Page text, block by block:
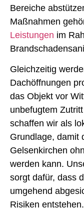
Bereiche
Maßnahmen
Leistungen im
Gleichzeitig
Dachöffnungen
das Objekt vor
unbefugtem
schaffen wir als
Grundlage, damit
Gelsenkirchen
werden kann.
sorgt dafür, dass
umgehend
Risiken entstehen.